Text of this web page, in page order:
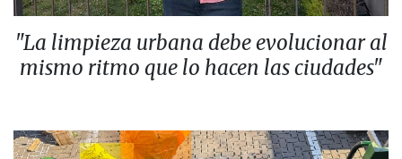
"La limpieza urbana debe evolucionar al
mismo ritmo que lo hacen las ciudades"